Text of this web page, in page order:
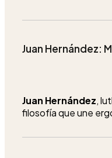
Juan Hernández:
Juan Hernández,
filosofía que une